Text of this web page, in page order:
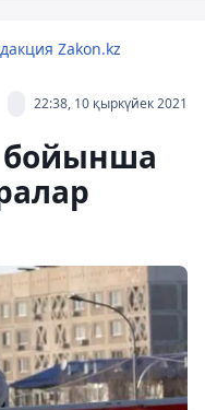
Zakon.kz
22:38, 10 қыркүйек 2021
бойынша